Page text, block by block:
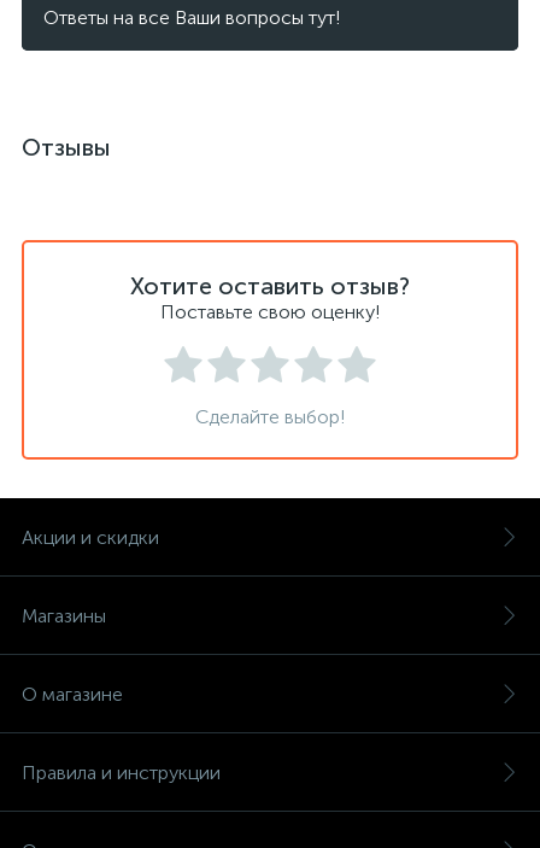
Ответы на все Ваши вопросы тут!
Отзывы
Хотите оставить отзыв?
Поставьте свою оценку!
Сделайте выбор!
Акции и скидки
Магазины
О магазине
Правила и инструкции